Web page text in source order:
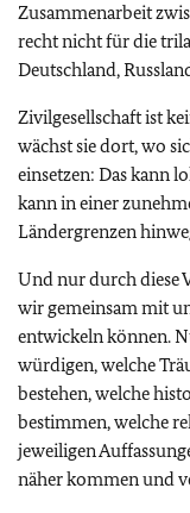
Zusammenarbeit
recht nicht für die
Deutschland,
Zivilgesellschaft ist
wächst sie dort, wo
einsetzen: Das kann
kann in einer
Ländergrenzen
Und nur durch diese
wir gemeinsam mit
entwickeln können.
würdigen, welche
bestehen, welche
bestimmen, welche
jeweiligen
näher kommen und